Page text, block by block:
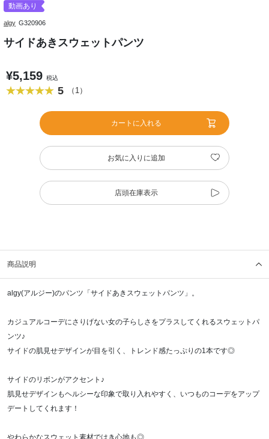
動画あり
algy G320906
サイドあきスウェットパンツ
¥5,159 税込
5 （1）
カートに入れる
お気に入りに追加
店頭在庫表示
商品説明
algy(アルジー)のパンツ「サイドあきスウェットパンツ」。
カジュアルコーデにさりげない女の子らしさをプラスしてくれるスウェットパ
ンツ♪
サイドの肌見せデザインが目を引く、トレンド感たっぷりの1本です◎
サイドのリボンがアクセント♪
肌見せデザインもヘルシーな印象で取り入れやすく、いつものコーデをアップ
デートしてくれます！